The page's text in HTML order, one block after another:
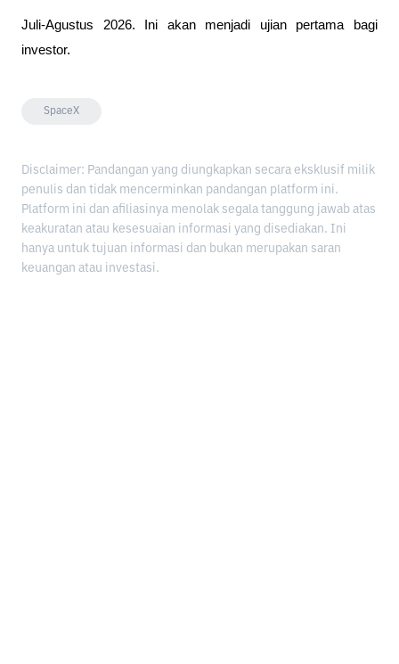
Juli-Agustus 2026. Ini akan menjadi ujian pertama bagi
investor.
SpaceX
Disclaimer: Pandangan yang diungkapkan secara eksklusif milik
penulis dan tidak mencerminkan pandangan platform ini.
Platform ini dan afiliasinya menolak segala tanggung jawab atas
keakuratan atau kesesuaian informasi yang disediakan. Ini
hanya untuk tujuan informasi dan bukan merupakan saran
keuangan atau investasi.